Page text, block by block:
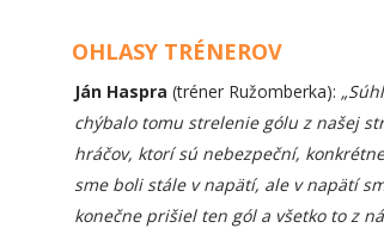
OHLASY TRÉNEROV
Ján Haspra (tréner Ružomberka):
chýbalo tomu strelenie gólu z našej
hráčov, ktorí sú nebezpeční,
sme boli stále v napätí, ale v napätí
konečne prišiel ten gól a všetko to z